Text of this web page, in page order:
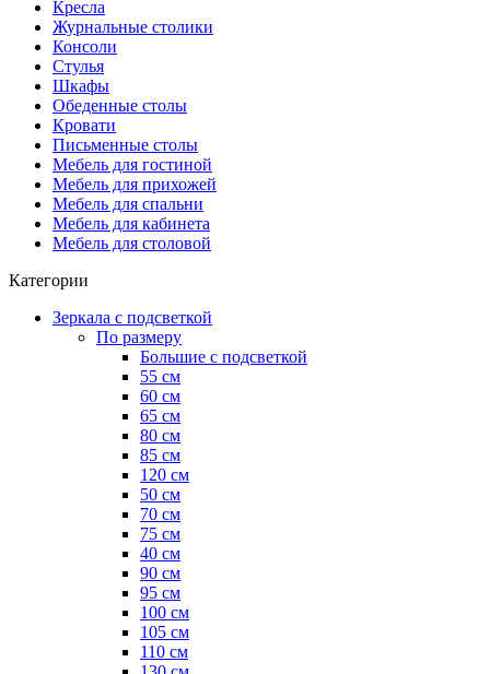
Кресла
Журнальные столики
Консоли
Стулья
Шкафы
Обеденные столы
Кровати
Письменные столы
Мебель для гостиной
Мебель для прихожей
Мебель для спальни
Мебель для кабинета
Мебель для столовой
Категории
Зеркала с подсветкой
По размеру
Большие с подсветкой
55 см
60 см
65 см
80 см
85 см
120 см
50 см
70 см
75 см
40 см
90 см
95 см
100 см
105 см
110 см